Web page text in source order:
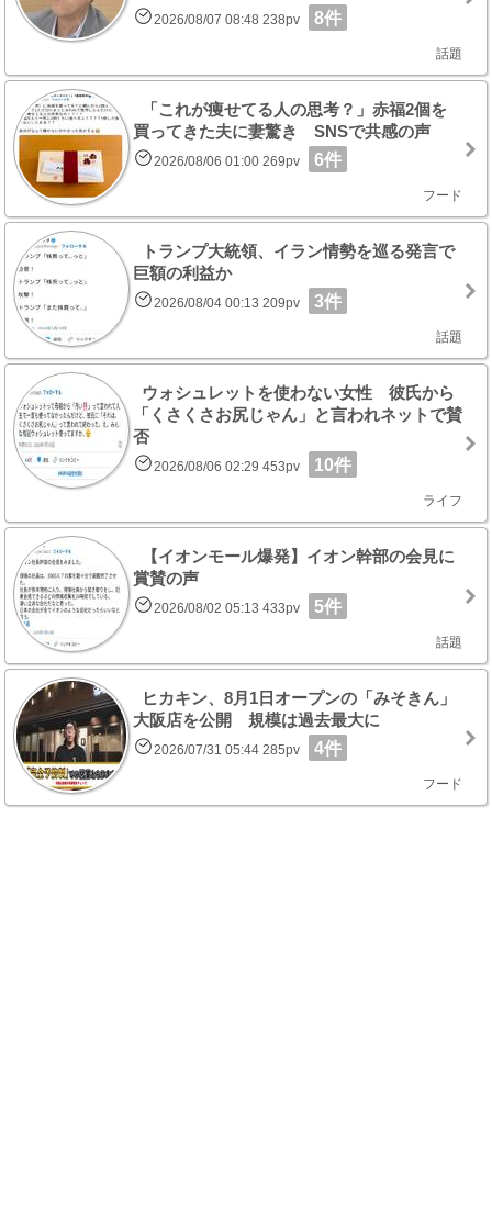
2026/08/07 08:48 238pv 8件
話題
「これが痩せてる人の思考？」赤福2個を
買ってきた夫に妻驚き SNSで共感の声
2026/08/06 01:00 269pv 6件
フード
トランプ大統領、イラン情勢を巡る発言で
巨額の利益か
2026/08/04 00:13 209pv 3件
話題
ウォシュレットを使わない女性 彼氏から
「くさくさお尻じゃん」と言われネットで賛
否
2026/08/06 02:29 453pv 10件
ライフ
【イオンモール爆発】イオン幹部の会見に
賞賛の声
2026/08/02 05:13 433pv 5件
話題
ヒカキン、8月1日オープンの「みそきん」
大阪店を公開 規模は過去最大に
2026/07/31 05:44 285pv 4件
フード